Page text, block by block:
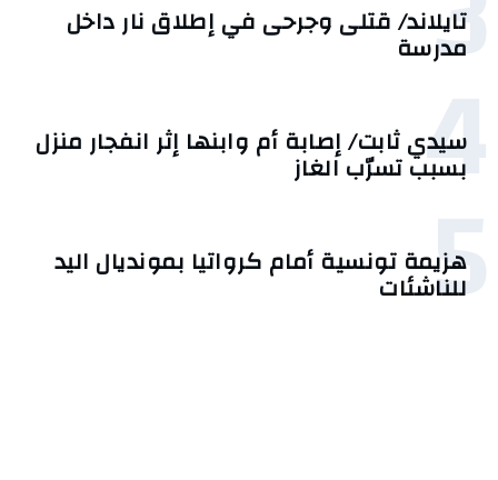
تايلاند/ قتلى وجرحى في إطلاق نار داخل
مدرسة
4
سيدي ثابت/ إصابة أم وابنها إثر انفجار منزل
بسبب تسرّب الغاز
5
هزيمة تونسية أمام كرواتيا بمونديال اليد
للناشئات